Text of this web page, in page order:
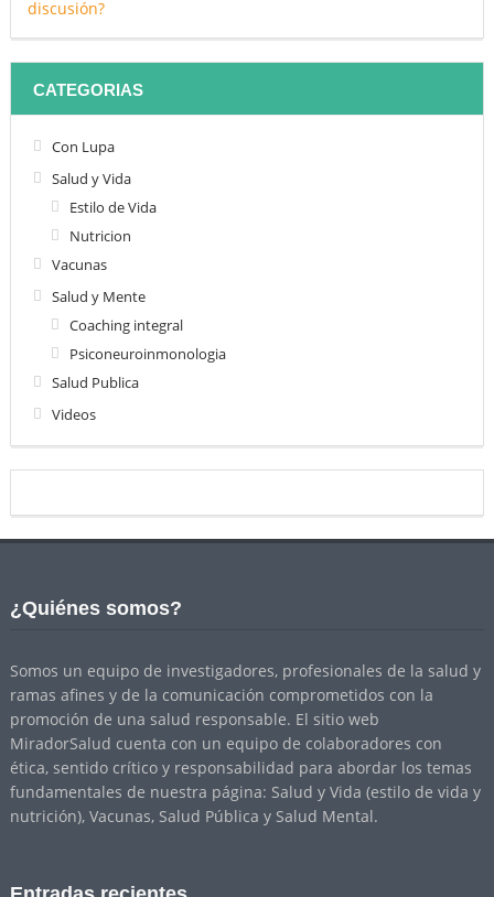
CATEGORIAS
Con Lupa
Salud y Vida
Estilo de Vida
Nutricion
Vacunas
Salud y Mente
Coaching integral
Psiconeuroinmonologia
Salud Publica
Videos
¿Quiénes somos?
Somos un equipo de investigadores, profesionales de la salud y
ramas afines y de la comunicación comprometidos con la
promoción de una salud responsable. El sitio web
MiradorSalud cuenta con un equipo de colaboradores con
ética, sentido crítico y responsabilidad para abordar los temas
fundamentales de nuestra página: Salud y Vida (estilo de vida y
nutrición), Vacunas, Salud Pública y Salud Mental.